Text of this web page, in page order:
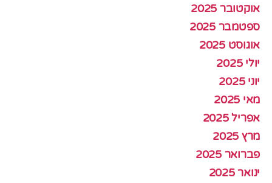
אוקטובר 2025
ספטמבר 2025
אוגוסט 2025
יולי 2025
יוני 2025
מאי 2025
אפריל 2025
מרץ 2025
פברואר 2025
ינואר 2025